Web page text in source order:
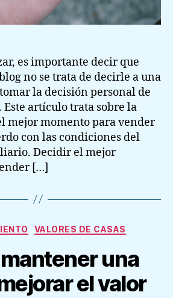
es importante decir que
no se trata de decirle a una
la decisión personal de
Este artículo trata sobre la
mejor momento para vender
con las condiciones del
Decidir el mejor
[…]
Categories
VALORES DE CASAS
una
el valor